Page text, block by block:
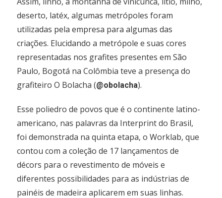
deserto, latéx, algumas metrópoles foram
utilizadas pela empresa para algumas das
criações. Elucidando a metrópole e suas cores
representadas nos grafites presentes em São
Paulo, Bogotá na Colômbia teve a presença do
grafiteiro O Bolacha (@obolacha).
Esse poliedro de povos que é o continente latino-
americano, nas palavras da Interprint do Brasil,
foi demonstrada na quinta etapa, o Worklab, que
contou com a coleção de 17 lançamentos de
décors para o revestimento de móveis e
diferentes possibilidades para as indústrias de
painéis de madeira aplicarem em suas linhas.